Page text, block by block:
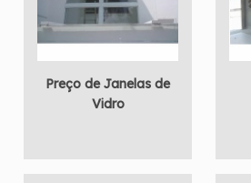
Preço de Janelas de
Vidro